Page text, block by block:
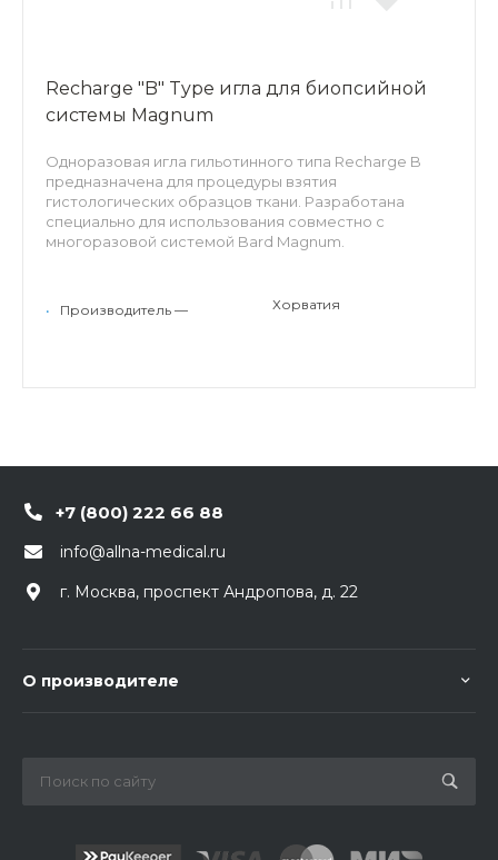
Recharge "B" Type игла для биопсийной
системы Magnum
Одноразовая игла гильотинного типа Recharge B
предназначена для процедуры взятия
гистологических образцов ткани. Разработана
специально для использования совместно с
многоразовой системой Bard Magnum.
трехгранная лазерная заточка, сантиметровые
эхогенные метки по всей длине иглы, внутренний
• Производитель — Хорватия
+7 (800) 222 66 88
info@allna-medical.ru
г. Москва, проспект Андропова, д. 22
О производителе